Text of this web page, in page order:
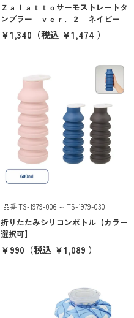
クリア 検索
クリア 検索
Ｚａｌａｔｔｏサーモストレートタ
ンブラー ｖｅｒ．２ ネイビー
￥1,340 （税込 ￥1,474 ）
品番 TS-1979-006 ～ TS-1979-030
折りたたみシリコンボトル【カラー
選択可】
￥990 （税込 ￥1,089 ）